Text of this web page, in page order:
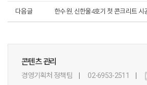
다음글 한수원, 신한울4호기 첫 콘크리트 시
콘텐츠 관리
경영기획처 정책팀 02-6953-2511